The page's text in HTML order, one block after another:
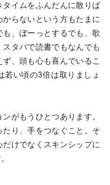
イムをふんだんに散りば
らないという方もたまに
、ぼーっとするでも、歌
タバで読書でもなんでも
、頭も心も喜んでいるこ
若い頃の3倍は取りましょ
がもうひとつあります。
り、手をつなぐこと。そ
けでなくスキンシップに